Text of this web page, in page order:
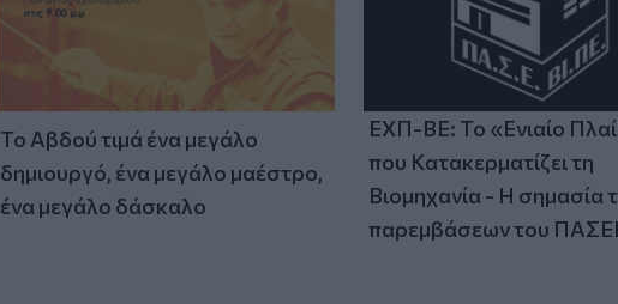
Το Αβδού τιμά ένα μεγάλο
δημιουργό, ένα μεγάλο μαέστρο,
ένα μεγάλο δάσκαλο
ΕΧΠ-ΒΕ: Το «Ενιαίο
που Κατακερματίζει τη
Βιομηχανία - Η σημασία
παρεμβάσεων του